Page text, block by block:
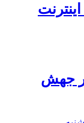
۲.۷ برای اینترنت
جهش